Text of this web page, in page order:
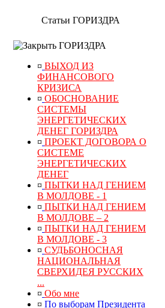
Статьи ГОРИЗДРА
ГОРИЗДРА
¤ ВЫХОД ИЗ
ФИНАНСОВОГО
КРИЗИСА
¤ ОБОСНОВАНИЕ
СИСТЕМЫ
ЭНЕРГЕТИЧЕСКИХ
ДЕНЕГ ГОРИЗДРА
¤ ПРОЕКТ ДОГОВОРА О
СИСТЕМЕ
ЭНЕРГЕТИЧЕСКИХ
ДЕНЕГ
¤ ПЫТКИ НАД ГЕНИЕМ
В МОЛДОВЕ - 1
¤ ПЫТКИ НАД ГЕНИЕМ
В МОЛДОВЕ – 2
¤ ПЫТКИ НАД ГЕНИЕМ
В МОЛДОВЕ - 3
¤ СУДЬБОНОСНАЯ
НАЦИОНАЛЬНАЯ
СВЕРХИДЕЯ РУССКИХ
...
¤ Обо мне
¤ По выборам Президента